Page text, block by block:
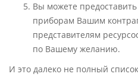
Вы можете
приборам Вашим
представителям
по Вашему желанию.
И это далеко не полный